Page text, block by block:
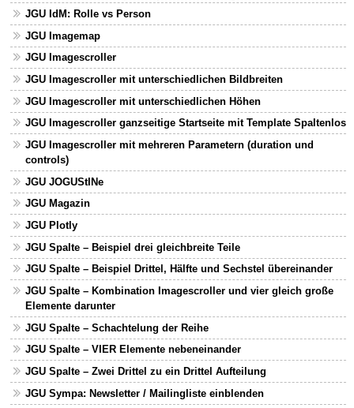
JGU IdM: Rolle vs Person
JGU Imagemap
JGU Imagescroller
JGU Imagescroller mit unterschiedlichen Bildbreiten
JGU Imagescroller mit unterschiedlichen Höhen
JGU Imagescroller ganzseitige Startseite mit Template Spaltenlos
JGU Imagescroller mit mehreren Parametern (duration und
controls)
JGU JOGUStINe
JGU Magazin
JGU Plotly
JGU Spalte – Beispiel drei gleichbreite Teile
JGU Spalte – Beispiel Drittel, Hälfte und Sechstel übereinander
JGU Spalte – Kombination Imagescroller und vier gleich große
Elemente darunter
JGU Spalte – Schachtelung der Reihe
JGU Spalte – VIER Elemente nebeneinander
JGU Spalte – Zwei Drittel zu ein Drittel Aufteilung
JGU Sympa: Newsletter / Mailingliste einblenden